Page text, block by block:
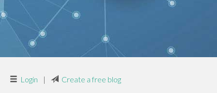
Login | Create a free blog